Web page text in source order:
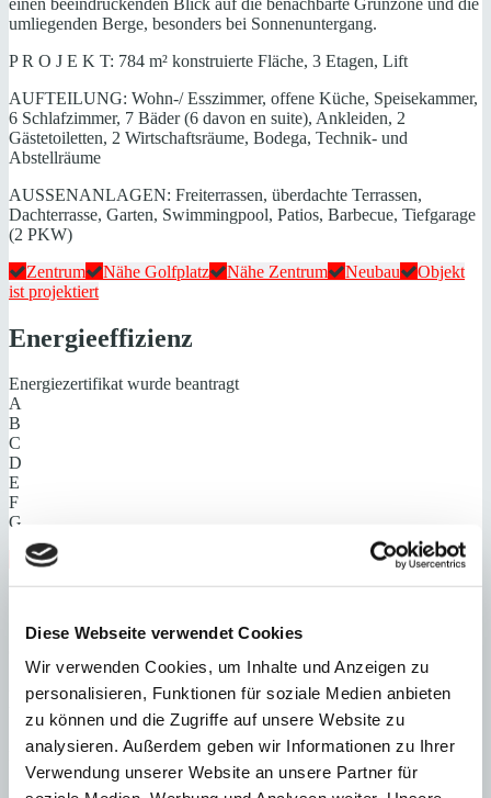
Diese Webseite verwendet Cookies
Wir verwenden Cookies, um Inhalte und Anzeigen zu
personalisieren, Funktionen für soziale Medien anbieten
zu können und die Zugriffe auf unsere Website zu
analysieren. Außerdem geben wir Informationen zu Ihrer
Verwendung unserer Website an unsere Partner für
umliegenden Berge, besonders bei Sonnenuntergang.
P R O J E K T: 784 m² konstruierte Fläche, 3 Etagen, Lift
AUFTEILUNG: Wohn-/ Esszimmer, offene Küche, Speisekammer,
6 Schlafzimmer, 7 Bäder (6 davon en suite), Ankleiden, 2
Gästetoiletten, 2 Wirtschaftsräume, Bodega, Technik- und
Abstellräume
AUSSENANLAGEN: Freiterrassen, überdachte Terrassen,
Dachterrasse, Garten, Swimmingpool, Patios, Barbecue, Tiefgarage
(2 PKW)
Zentrum
Nähe Golfplatz Nähe Zentrum Neubau
Objekt
ist projektiert
Energieeffizienz
Energiezertifikat wurde beantragt
A
B
C
D
E
F
G
Steuern beim Immobilienkauf auf Mallorca!
Haftungs- und Courtageklausel
Alle Angaben basieren auf Informationen und Daten, die uns vom
Verkäufer/Auftraggeber zur Verfügung gestellt wurden. Minkner &
Partner übernimmt keinerlei Garantie für Vollständigkeit, Richtigkeit